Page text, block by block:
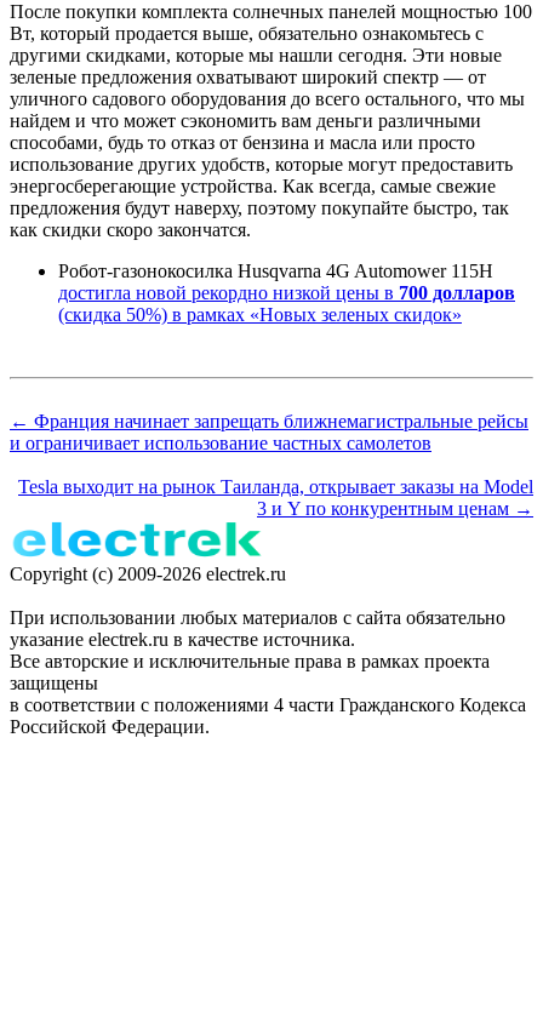
После покупки комплекта солнечных панелей мощностью 100
Вт, который продается выше, обязательно ознакомьтесь с
другими скидками, которые мы нашли сегодня. Эти новые
зеленые предложения охватывают широкий спектр — от
уличного садового оборудования до всего остального, что мы
найдем и что может сэкономить вам деньги различными
способами, будь то отказ от бензина и масла или просто
использование других удобств, которые могут предоставить
энергосберегающие устройства. Как всегда, самые свежие
предложения будут наверху, поэтому покупайте быстро, так
как скидки скоро закончатся.
Робот-газонокосилка Husqvarna 4G Automower 115H
достигла новой рекордно низкой цены в 700 долларов
(скидка 50%) в рамках «Новых зеленых скидок»
← Франция начинает запрещать ближнемагистральные рейсы
и ограничивает использование частных самолетов
Tesla выходит на рынок Таиланда, открывает заказы на Model
3 и Y по конкурентным ценам →
Copyright (c) 2009-2026 electrek.ru
При использовании любых материалов с сайта обязательно
указание electrek.ru в качестве источника.
Все авторские и исключительные права в рамках проекта
защищены
в соответствии с положениями 4 части Гражданского Кодекса
Российской Федерации.